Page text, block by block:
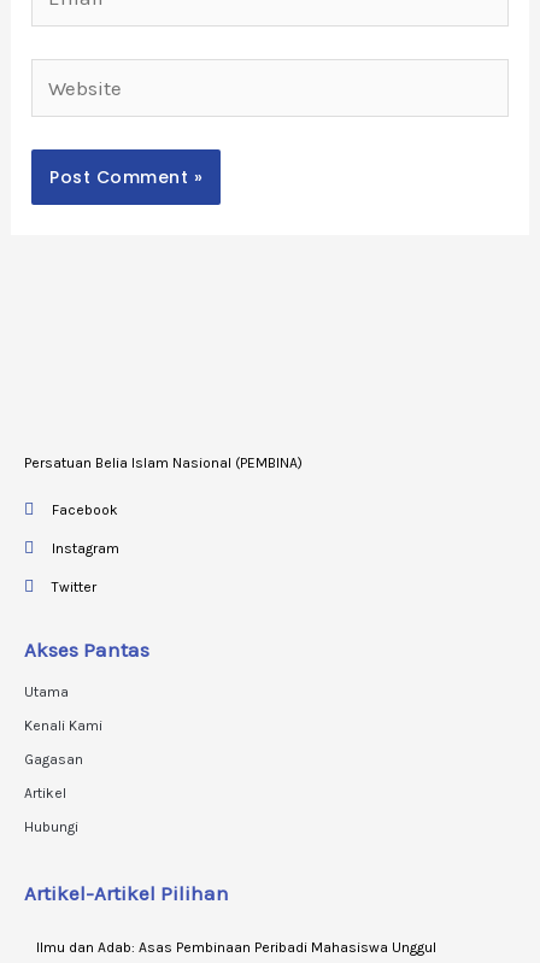
Website
Persatuan Belia Islam Nasional (PEMBINA)
Facebook
Instagram
Twitter
Akses Pantas
Utama
Kenali Kami
Gagasan
Artikel
Hubungi
Artikel-Artikel Pilihan
Ilmu dan Adab: Asas Pembinaan Peribadi Mahasiswa Unggul